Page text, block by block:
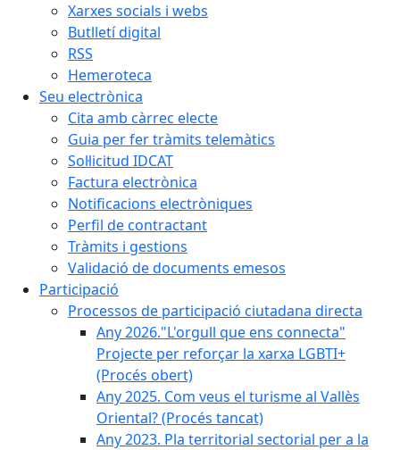
Xarxes socials i webs
Butlletí digital
RSS
Hemeroteca
Seu electrònica
Cita amb càrrec electe
Guia per fer tràmits telemàtics
Sol·licitud IDCAT
Factura electrònica
Notificacions electròniques
Perfil de contractant
Tràmits i gestions
Validació de documents emesos
Participació
Processos de participació ciutadana directa
Any 2026."L'orgull que ens connecta"
Projecte per reforçar la xarxa LGBTI+
(Procés obert)
Any 2025. Com veus el turisme al Vallès
Oriental? (Procés tancat)
Any 2023. Pla territorial sectorial per a la